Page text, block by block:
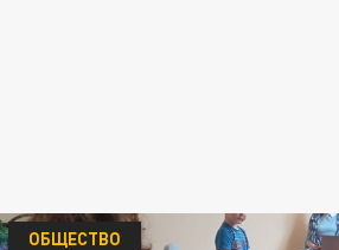
ОБЩЕСТВО